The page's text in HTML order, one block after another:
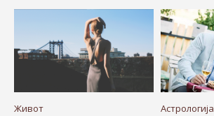
Живот Астрологија